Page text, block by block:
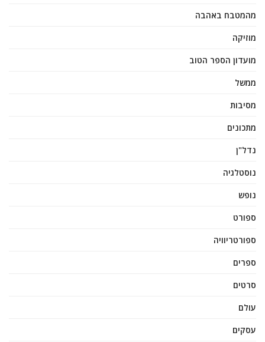
מהמטבח באהבה
מוזיקה
מועדון הספר הטוב
ממשל
מסיבות
מתכונים
נדל"ן
נוסטלגיה
נופש
ספורט
ספורטריוויה
ספרים
סרטים
עולם
עסקים